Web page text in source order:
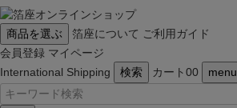
商品を選ぶ 箔座について ご利用ガイド
会員登録 マイページ
International Shipping
検索 カート00 menu